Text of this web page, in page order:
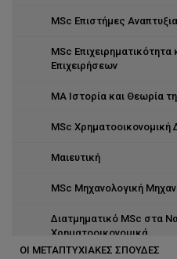
MSc Επιστήμες
MSc
Επιχειρήσεων
MA Ιστορία και Θεωρία
MSc Χρηματοοικονομική
Μαιευτική
MSc Μηχανολογική
Διατμηματικό MSc στα
Χρηματοοικονομικά
ΟΙ ΜΕΤΑΠΤΥΧΙΑΚΕΣ ΣΠΟΥΔΕΣ